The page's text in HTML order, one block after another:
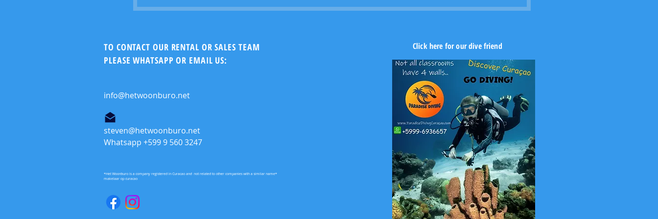
Click here for our dive friend
TO CONTACT OUR RENTAL OR SALES TEAM
PLEASE WHATSAPP OR EMAIL US:
info@hetwoonburo.net
steven@hetwoonburo.net
Whatsapp +599 9 560 3247
*Het Woonburo is a company registered in Curacao and not related to other companies with a similar name*
makelaar op curacao